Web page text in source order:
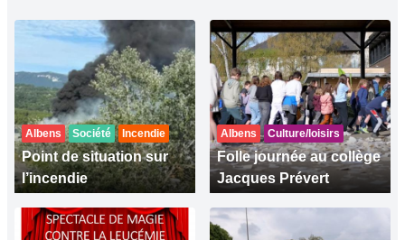
Albens Société Incendie
Point de situation sur
l’incendie
Albens Culture/loisirs
Folle journée au collège
Jacques Prévert